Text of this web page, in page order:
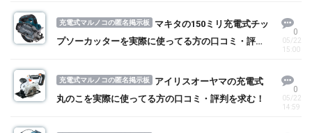
充電式マルノコの匿名掲示板
マキタの150ミリ充電式チッ
プソーカッターを実際に使ってる方の口コミ・評判
0
05/22
15:00
充電式マルノコの匿名掲示板
アイリスオーヤマの充電式
丸のこを実際に使ってる方の口コミ・評判を求む！
0
05/22
14:59